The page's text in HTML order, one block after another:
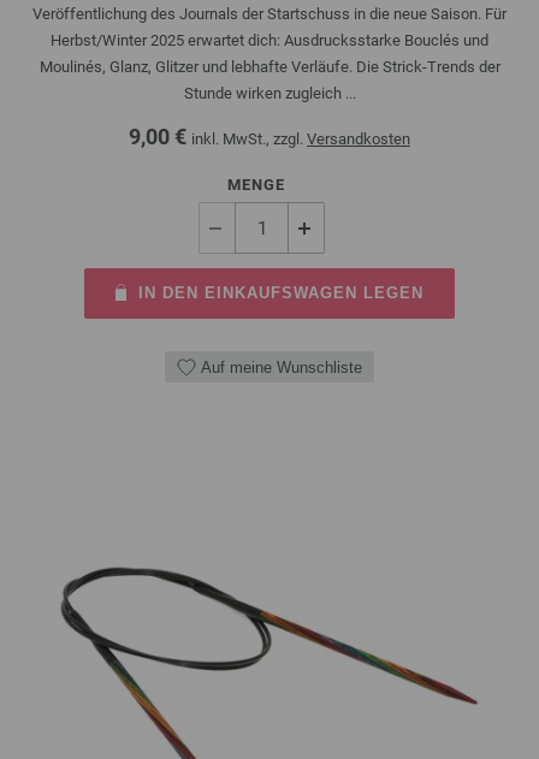
Veröffentlichung des Journals der Startschuss in die neue Saison. Für
Herbst/Winter 2025 erwartet dich: Ausdrucksstarke Bouclés und
Moulinés, Glanz, Glitzer und lebhafte Verläufe. Die Strick-Trends der
Stunde wirken zugleich ...
9,00 € inkl. MwSt., zzgl. Versandkosten
MENGE
IN DEN EINKAUFSWAGEN LEGEN
Auf meine Wunschliste